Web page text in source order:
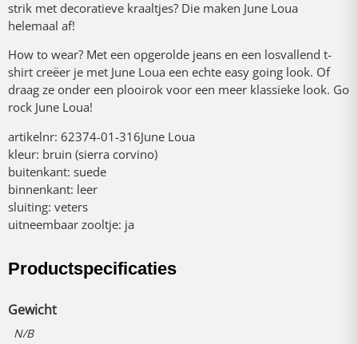
strik met decoratieve kraaltjes? Die maken June Loua
helemaal af!
How to wear? Met een opgerolde jeans en een losvallend t-
shirt creëer je met June Loua een echte easy going look. Of
draag ze onder een plooirok voor een meer klassieke look. Go
rock June Loua!
artikelnr: 62374-01-316June Loua
kleur: bruin (sierra corvino)
buitenkant: suede
binnenkant: leer
sluiting: veters
uitneembaar zooltje: ja
Productspecificaties
Gewicht
N/B